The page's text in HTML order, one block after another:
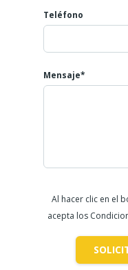
Teléfono
Mensaje*
Al hacer clic en el
acepta los